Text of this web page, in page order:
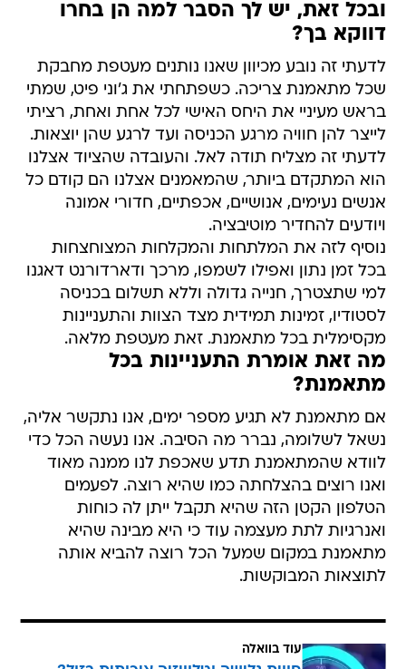
ובכל זאת, יש לך הסבר למה הן בחרו
דווקא בך?
לדעתי זה נובע מכיוון שאנו נותנים מעטפת מחבקת
שכל מתאמנת צריכה. כשפתחתי את ג'וני פיט, שמתי
בראש מעיניי את היחס האישי לכל אחת ואחת, רציתי
לייצר להן חוויה מרגע הכניסה ועד לרגע שהן יוצאות.
לדעתי זה מצליח תודה לאל. והעובדה שהציוד אצלנו
הוא המתקדם ביותר, שהמאמנים אצלנו הם קודם כל
אנשים נעימים, אנושיים, אכפתיים, חדורי אמונה
ויודעים להחדיר מוטיבציה.
נוסיף לזה את המלתחות והמקלחות המצוחצחות
בכל זמן נתון ואפילו לשמפו, מרכך ודארדורנט דאגנו
למי שתצטרך, חנייה גדולה וללא תשלום בכניסה
לסטודיו, זמינות תמידית מצד הצוות והתעניינות
מקסימלית בכל מתאמנת. זאת מעטפת מלאה.
מה זאת אומרת התעניינות בכל
מתאמנת?
אם מתאמנת לא תגיע מספר ימים, אנו נתקשר אליה,
נשאל לשלומה, נברר מה הסיבה. אנו נעשה הכל כדי
לוודא שהמתאמנת תדע שאכפת לנו ממנה מאוד
ואנו רוצים בהצלחתה כמו שהיא רוצה. לפעמים
הטלפון הקטן הזה שהיא תקבל ייתן לה כוחות
ואנרגיות לתת מעצמה עוד כי היא מבינה שהיא
מתאמנת במקום שמעל הכל רוצה להביא אותה
לתוצאות המבוקשות.
עוד בוואלה